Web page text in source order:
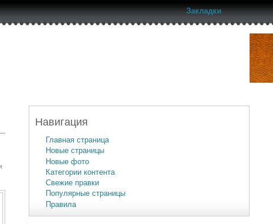
Закладки
Навигация
Главная страница
Новые страницы
Новые фото
Категории контента
Свежие правки
Популярные страницы
Правила